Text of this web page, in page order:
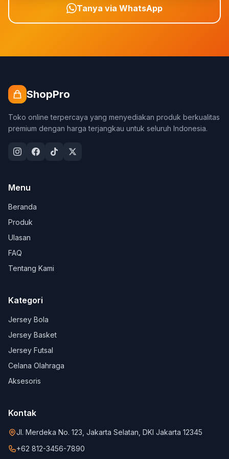
Tanya via WhatsApp
ShopPro
Toko online terpercaya yang menyediakan produk berkualitas
premium dengan harga terjangkau untuk seluruh Indonesia.
Menu
Beranda
Produk
Ulasan
FAQ
Tentang Kami
Kategori
Jersey Bola
Jersey Basket
Jersey Futsal
Celana Olahraga
Aksesoris
Kontak
Jl. Merdeka No. 123, Jakarta Selatan, DKI Jakarta 12345
+62 812-3456-7890